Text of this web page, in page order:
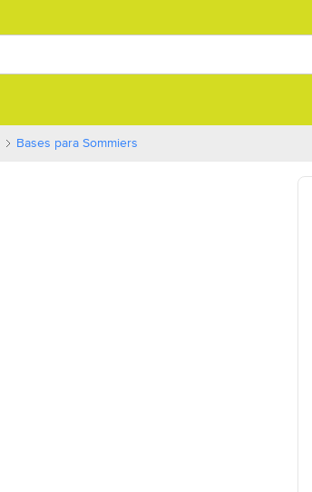
Bases para Sommiers